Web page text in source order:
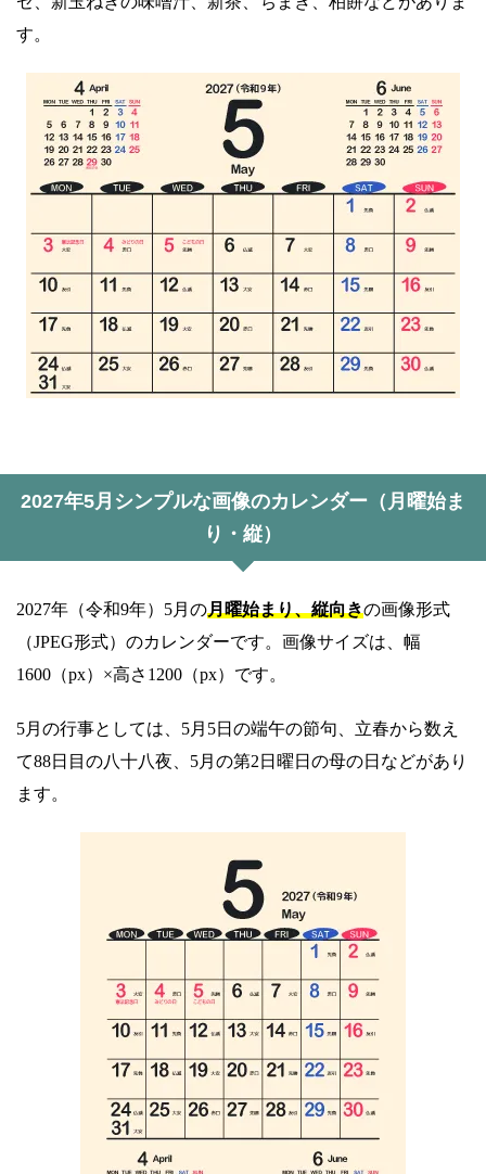
す。
2027年5月シンプルな画像のカレンダー（月曜始ま
り・縦）
2027年（令和9年）5月の月曜始まり、縦向きの画像形式
（JPEG形式）のカレンダーです。画像サイズは、幅
1600（px）×高さ1200（px）です。
5月の行事としては、5月5日の端午の節句、立春から数え
て88日目の八十八夜、5月の第2日曜日の母の日などがあり
ます。